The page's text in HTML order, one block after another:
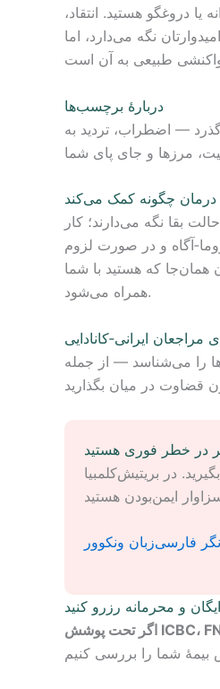
دروغگو هستید. انتقاد،
نگه می‌دارد، اما
دربارهٔ برچسب‌ها
— اضطراب، تردید به
درمان چگونه کمک می‌کند
بقا نگه می‌دارند؛ کار
همان‌جا که هستید با شما
همراه می‌شود.
ایرانی‑کانادایی
را می‌شناسد — از جمله
در خطر فوری هستید
فارسی‌زبان ونکوور
و محرمانه رزرو کنید